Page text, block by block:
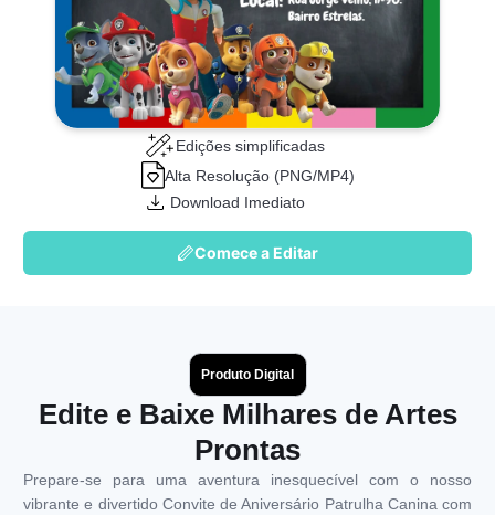
Edições simplificadas
Alta Resolução (PNG/MP4)
Download Imediato
Comece a Editar
Produto Digital
Edite e Baixe Milhares de Artes
Prontas
Prepare-se para uma aventura inesquecível com o nosso
vibrante e divertido Convite de Aniversário Patrulha Canina com